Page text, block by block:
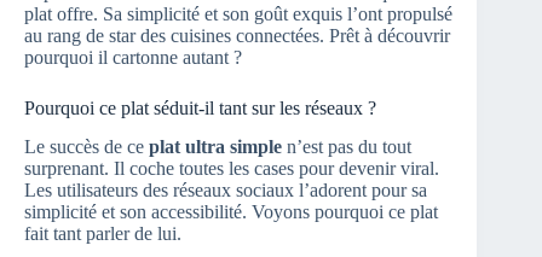
plat offre. Sa simplicité et son goût exquis l’ont propulsé
au rang de star des cuisines connectées. Prêt à découvrir
pourquoi il cartonne autant ?
Pourquoi ce plat séduit-il tant sur les réseaux ?
Le succès de ce plat ultra simple n’est pas du tout
surprenant. Il coche toutes les cases pour devenir viral.
Les utilisateurs des réseaux sociaux l’adorent pour sa
simplicité et son accessibilité. Voyons pourquoi ce plat
fait tant parler de lui.